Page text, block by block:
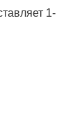
1-